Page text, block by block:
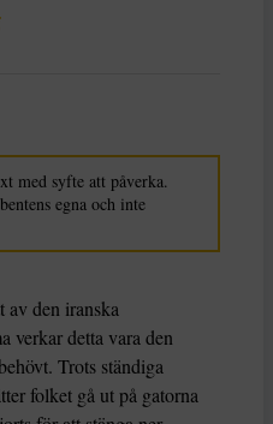
med syfte att påverka.
egna och inte
av den iranska
verkar detta vara den
Trots ständiga
folket gå ut på gatorna